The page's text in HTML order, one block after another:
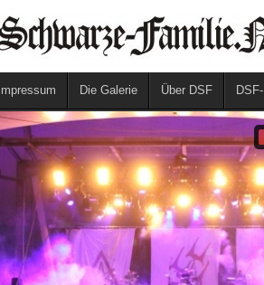
Impressum Die Galerie Über DSF